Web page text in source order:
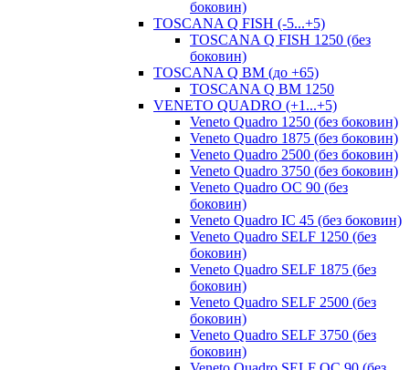
боковин)
TOSCANA Q FISH (-5...+5)
TOSCANA Q FISH 1250 (без
боковин)
TOSCANA Q ВМ (до +65)
TOSCANA Q BM 1250
VENETO QUADRO (+1...+5)
Veneto Quadro 1250 (без боковин)
Veneto Quadro 1875 (без боковин)
Veneto Quadro 2500 (без боковин)
Veneto Quadro 3750 (без боковин)
Veneto Quadro OC 90 (без
боковин)
Veneto Quadro IC 45 (без боковин)
Veneto Quadro SELF 1250 (без
боковин)
Veneto Quadro SELF 1875 (без
боковин)
Veneto Quadro SELF 2500 (без
боковин)
Veneto Quadro SELF 3750 (без
боковин)